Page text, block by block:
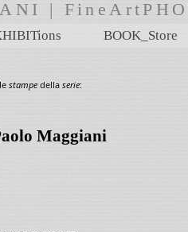
|
BOOK_Store
stampe della serie:
Maggiani